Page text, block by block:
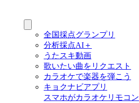
全国採点グランプリ
分析採点AI＋
うたスキ動画
歌いたい曲をリクエスト
カラオケで楽器を弾こう
キョクナビアプリ
スマホがカラオケリモコン